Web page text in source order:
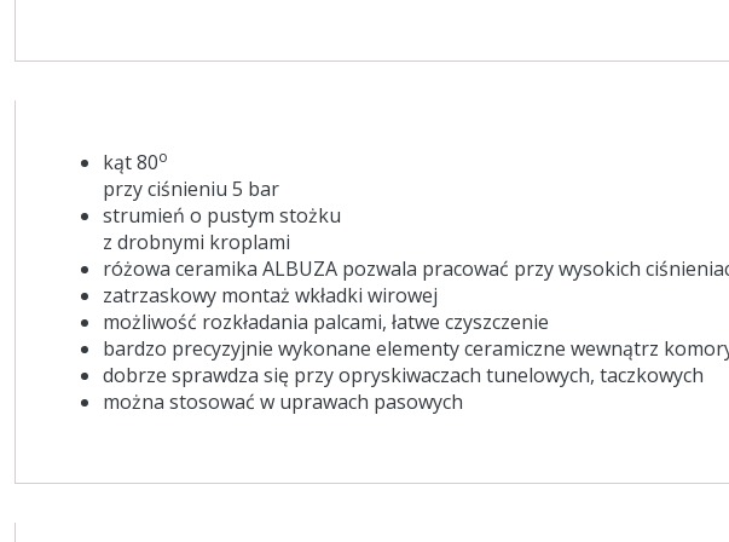
kąt 80o
przy ciśnieniu 5 bar
strumień o pustym stożku
z drobnymi kroplami
różowa ceramika ALBUZA pozwala pracować przy wysokich
zatrzaskowy montaż wkładki wirowej
możliwość rozkładania palcami, łatwe czyszczenie
bardzo precyzyjnie wykonane elementy ceramiczne wewnątrz
dobrze sprawdza się przy opryskiwaczach tunelowych, taczkowych
można stosować w uprawach pasowych